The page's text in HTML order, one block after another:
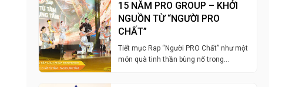
15 NĂM PRO GROUP – KHỞI
NGUỒN TỪ “NGƯỜI PRO
CHẤT”
Tiết mục Rap “Người PRO Chất” như một
món quà tinh thần bùng nổ trong…